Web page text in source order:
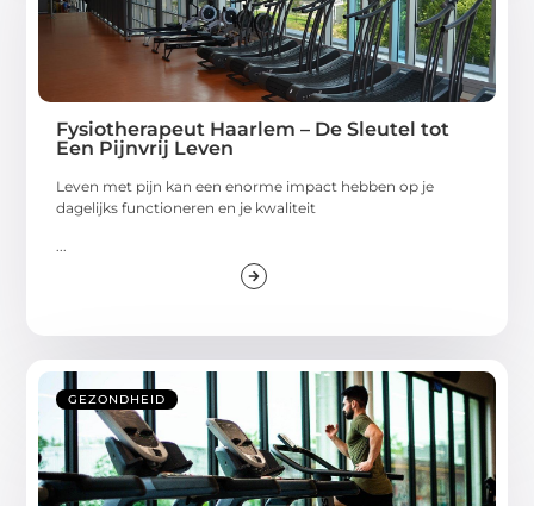
Fysiotherapeut Haarlem – De Sleutel tot
Een Pijnvrij Leven
Leven met pijn kan een enorme impact hebben op je
dagelijks functioneren en je kwaliteit
GEZONDHEID